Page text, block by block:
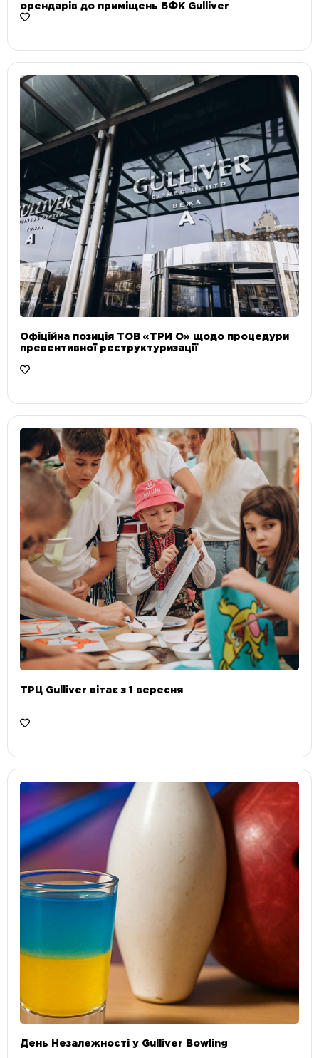
орендарів до приміщень БФК Gulliver
Офіційна позиція ТОВ «ТРИ О» щодо процедури
превентивної реструктуризації
ТРЦ Gulliver вітає з 1 вересня
День Незалежності у Gulliver Bowling